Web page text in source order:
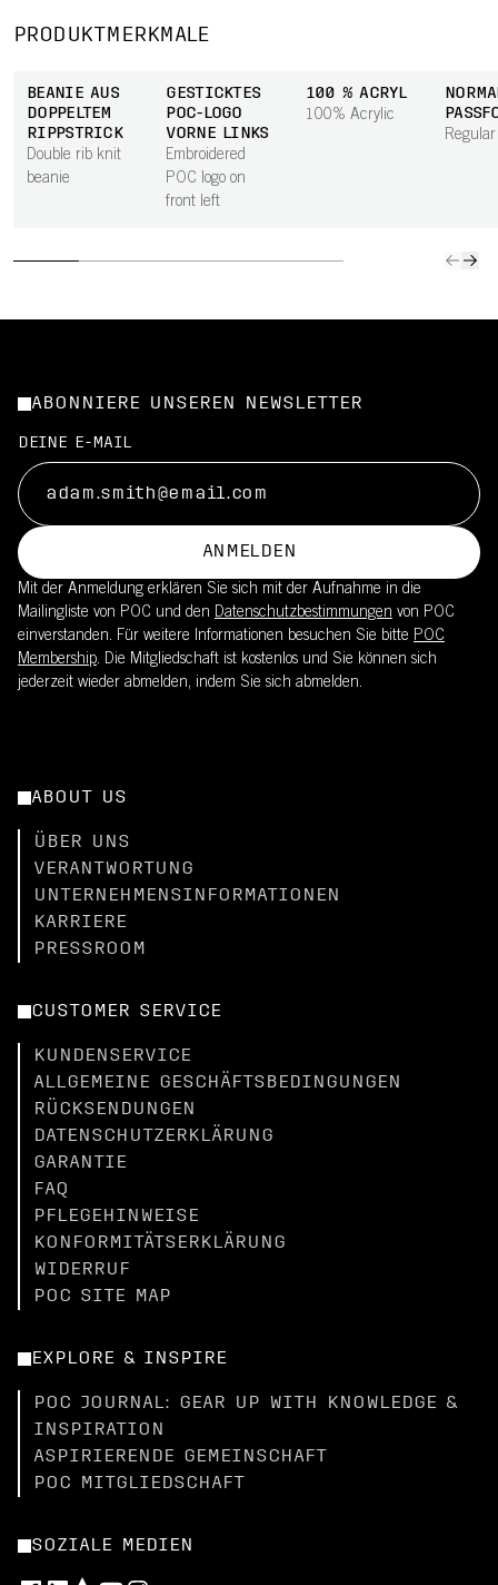
PRODUKTMERKMALE
BEANIE AUS
DOPPELTEM
RIPPSTRICK
Double rib knit
beanie
GESTICKTES
POC-LOGO
VORNE LINKS
Embroidered
POC logo on
front left
100 % ACRYL
100% Acrylic
ABONNIERE UNSEREN NEWSLETTER
DEINE E-MAIL
ANMELDEN
Mit der Anmeldung erklären Sie sich mit der Aufnahme in die
Mailingliste von POC und den Datenschutzbestimmungen von POC
einverstanden. Für weitere Informationen besuchen Sie bitte POC
Membership. Die Mitgliedschaft ist kostenlos und Sie können sich
jederzeit wieder abmelden, indem Sie sich abmelden.
ABOUT US
ÜBER UNS
VERANTWORTUNG
UNTERNEHMENSINFORMATIONEN
KARRIERE
PRESSROOM
CUSTOMER SERVICE
KUNDENSERVICE
ALLGEMEINE GESCHÄFTSBEDINGUNGEN
RÜCKSENDUNGEN
DATENSCHUTZERKLÄRUNG
GARANTIE
FAQ
PFLEGEHINWEISE
KONFORMITÄTSERKLÄRUNG
WIDERRUF
POC SITE MAP
EXPLORE & INSPIRE
POC JOURNAL: GEAR UP WITH KNOWLEDGE &
INSPIRATION
ASPIRIERENDE GEMEINSCHAFT
POC MITGLIEDSCHAFT
SOZIALE MEDIEN